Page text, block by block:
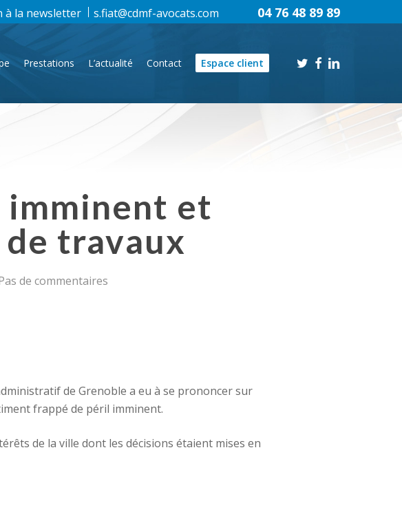
Prestations L’actualité Contact Espace client twitterfacebook
linkedin
à la newsletter s.fiat@cdmf-avocats.com 04 76 48 89 89
et
travaux
de commentaires
de Grenoble a eu à se prononcer sur
frappé de péril imminent.
de la ville dont les décisions étaient mises en